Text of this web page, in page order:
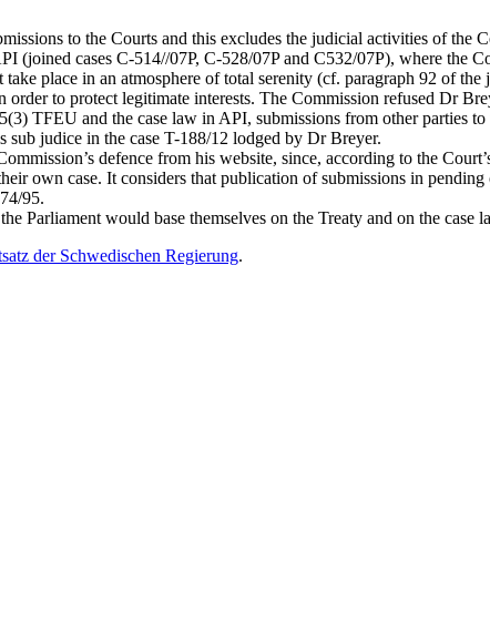
to the Courts and this excludes the judicial activities of the
(joined cases C-514//07P, C-528/07P and C­532/07P), where the
place in an atmosphere of total serenity (cf. paragraph 92 of the
to protect legitimate interests. The Commission refused Dr
TFEU and the case law in API, submissions from other parties
judice in the case T-188/12 lodged by Dr Breyer.
defence from his website, since, according to the
own case. It considers that publication of submissions in pending
95.
Parliament would base themselves on the Treaty and on the case
der Schwedischen Regierung.